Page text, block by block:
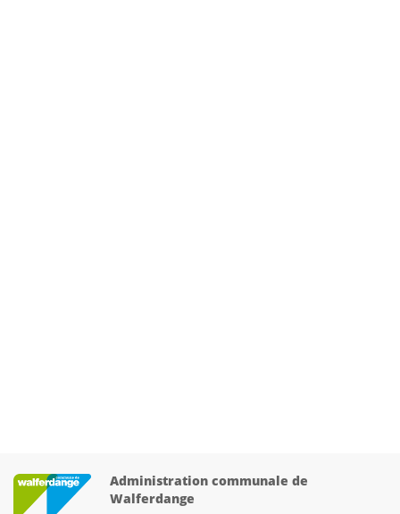
Administration communale de
Walferdange